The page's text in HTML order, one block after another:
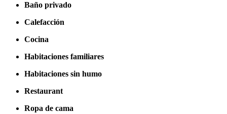
Baño privado
Calefacción
Cocina
Habitaciones familiares
Habitaciones sin humo
Restaurant
Ropa de cama